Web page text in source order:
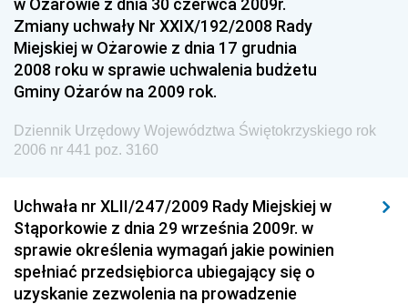
Dziennik Urzędowy Urzędu Ochrony Konkurencji i
Konsumentów
Dziennik Urzędowy Ministra Pracy i Polityki
Społecznej
Dziennik Urzędowy Urzędu Lotnictwa Cywilnego
Dziennik Urzędowy Ministerstwa Hutnictwa i
Przemysłu Maszynowego
Dziennik Urzędowy Ministerstwa Zdrowia i Opieki
Społecznej
Zmiany uchwały Nr XXIX/192/2008 Rady
Miejskiej w Ożarowie z dnia 17 grudnia
2008 roku w sprawie uchwalenia budżetu
Gminy Ożarów na 2009 rok.
Dziennik Urzędowy Województwa Świętokrzyskiego rok
2006 nr 441 poz. 3160
Uchwała nr XLII/247/2009 Rady Miejskiej w
Stąporkowie z dnia 29 września 2009r. w
sprawie określenia wymagań jakie powinien
spełniać przedsiębiorca ubiegający się o
uzyskanie zezwolenia na prowadzenie